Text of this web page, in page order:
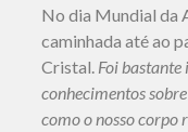
No dia Mundial da
caminhada até ao
Cristal. Foi
conhecimentos
como o nosso corpo